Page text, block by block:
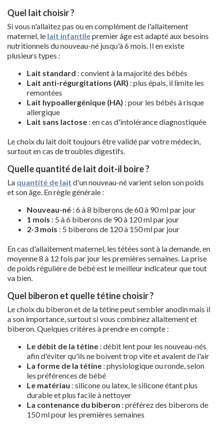
Quel lait choisir ?
Si vous n'allaitez pas ou en complément de l'allaitement
maternel, le lait infantilepremier âge est adapté aux besoins
nutritionnels du nouveau-né jusqu'à 6 mois. Il en existe
plusieurs types :
Lait standard : convient à la majorité des bébés
Lait anti-régurgitations (AR) : plus épais, il limite les
remontées
Lait hypoallergénique (HA) : pour les bébés à risque
allergique
Lait sans lactose : en cas d'intolérance diagnostiquée
Le choix du lait doit toujours être validé par votre médecin,
surtout en cas de troubles digestifs.
Quelle quantité de lait doit-il boire ?
La quantité de lait d'un nouveau-né varient selon son poids
et son âge. En règle générale :
Nouveau-né : 6 à 8 biberons de 60 à 90 ml par jour
1 mois : 5 à 6 biberons de 90 à 120 ml par jour
2-3 mois : 5 biberons de 120 à 150 ml par jour
En cas d'allaitement maternel, les tétées sont à la demande, en
moyenne 8 à 12 fois par jour les premières semaines. La prise
de poids régulière de bébé est le meilleur indicateur que tout
va bien.
Quel biberon et quelle tétine choisir ?
Le choix du biberon et de la tétine peut sembler anodin mais il
a son importance, surtout si vous combinez allaitement et
biberon. Quelques critères à prendre en compte :
Le débit de la tétine : débit lent pour les nouveau-nés
afin d'éviter qu'ils ne boivent trop vite et avalent de l'air
La forme de la tétine : physiologique ou ronde, selon
les préférences de bébé
Le matériau : silicone ou latex, le silicone étant plus
durable et plus facile à nettoyer
La contenance du biberon : préférez des biberons de
150 ml pour les premières semaines